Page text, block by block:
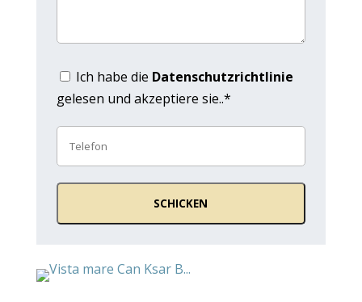
Ich habe die Datenschutzrichtlinie
gelesen und akzeptiere sie..*